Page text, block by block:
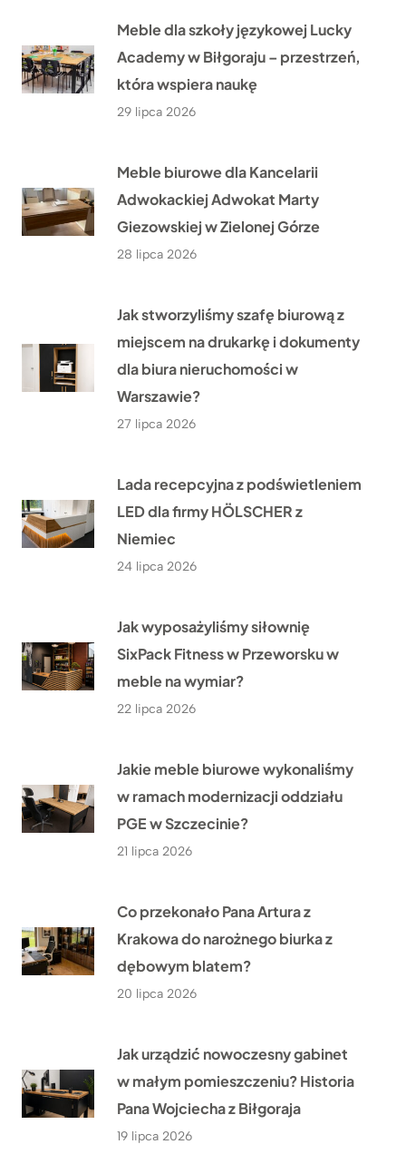
Meble dla szkoły językowej Lucky
Academy w Biłgoraju – przestrzeń,
która wspiera naukę
29 lipca 2026
Meble biurowe dla Kancelarii
Adwokackiej Adwokat Marty
Giezowskiej w Zielonej Górze
28 lipca 2026
Jak stworzyliśmy szafę biurową z
miejscem na drukarkę i dokumenty
dla biura nieruchomości w
Warszawie?
27 lipca 2026
Lada recepcyjna z podświetleniem
LED dla firmy HÖLSCHER z
Niemiec
24 lipca 2026
Jak wyposażyliśmy siłownię
SixPack Fitness w Przeworsku w
meble na wymiar?
22 lipca 2026
Jakie meble biurowe wykonaliśmy
w ramach modernizacji oddziału
PGE w Szczecinie?
21 lipca 2026
Co przekonało Pana Artura z
Krakowa do narożnego biurka z
dębowym blatem?
20 lipca 2026
Jak urządzić nowoczesny gabinet
w małym pomieszczeniu? Historia
Pana Wojciecha z Biłgoraja
19 lipca 2026